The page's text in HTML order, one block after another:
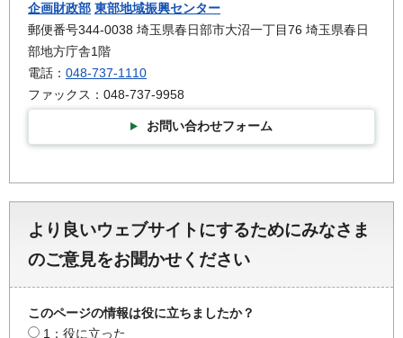
企画財政部 東部地域振興センター
郵便番号344-0038 埼玉県春日部市大沼一丁目76 埼玉県春日
部地方庁舎1階
電話： 048-737-1110
ファックス：048-737-9958
お問い合わせフォーム
より良いウェブサイトにするためにみなさま
のご意見をお聞かせください
このページの情報は役に立ちましたか？
1：役に立った